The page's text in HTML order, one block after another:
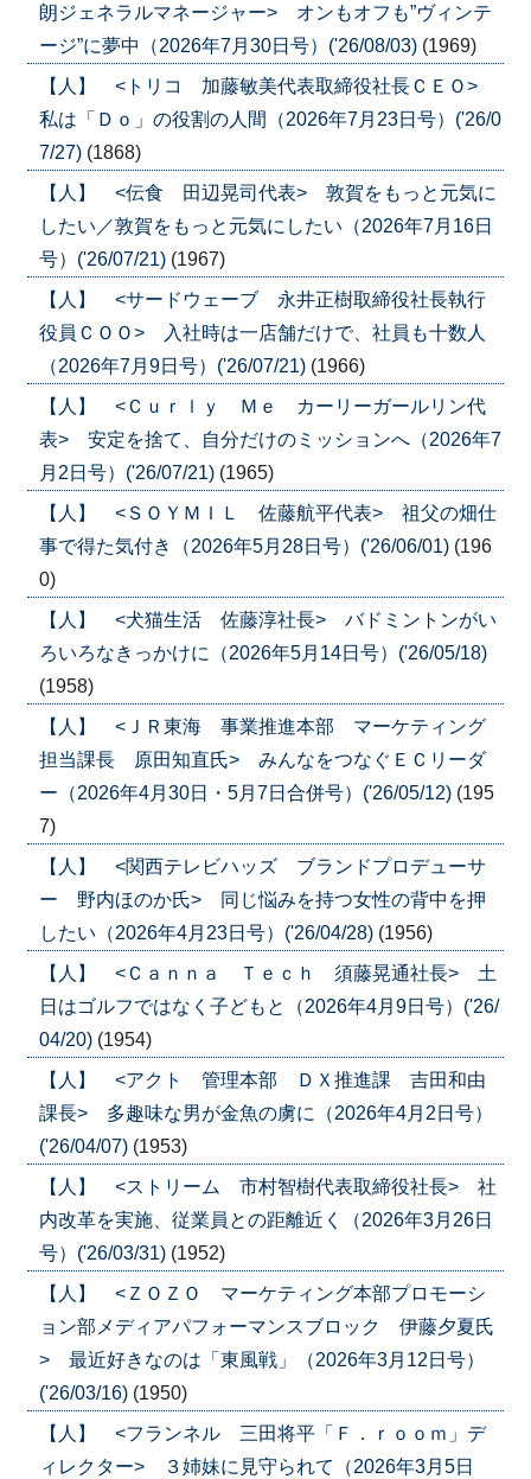
朗ジェネラルマネージャー> オンもオフも”ヴィンテ
ージ”に夢中（2026年7月30日号）('26/08/03) (1969)
【人】 <トリコ 加藤敏美代表取締役社長ＣＥＯ>
私は「Ｄｏ」の役割の人間（2026年7月23日号）('26/0
7/27) (1868)
【人】 <伝食 田辺晃司代表> 敦賀をもっと元気に
したい／敦賀をもっと元気にしたい（2026年7月16日
号）('26/07/21) (1967)
【人】 <サードウェーブ 永井正樹取締役社長執行
役員ＣＯＯ> 入社時は一店舗だけで、社員も十数人
（2026年7月9日号）('26/07/21) (1966)
【人】 <Ｃｕｒｌｙ Ｍｅ カーリーガールリン代
表> 安定を捨て、自分だけのミッションへ（2026年7
月2日号）('26/07/21) (1965)
【人】 <ＳＯＹＭＩＬ 佐藤航平代表> 祖父の畑仕
事で得た気付き（2026年5月28日号）('26/06/01) (196
0)
【人】 <犬猫生活 佐藤淳社長> バドミントンがい
ろいろなきっかけに（2026年5月14日号）('26/05/18)
(1958)
【人】 <ＪＲ東海 事業推進本部 マーケティング
担当課長 原田知直氏> みんなをつなぐＥＣリーダ
ー（2026年4月30日・5月7日合併号）('26/05/12) (195
7)
【人】 <関西テレビハッズ ブランドプロデューサ
ー 野内ほのか氏> 同じ悩みを持つ女性の背中を押
したい（2026年4月23日号）('26/04/28) (1956)
【人】 <Ｃａｎｎａ Ｔｅｃｈ 須藤晃通社長> 土
日はゴルフではなく子どもと（2026年4月9日号）('26/
04/20) (1954)
【人】 <アクト 管理本部 ＤＸ推進課 吉田和由
課長> 多趣味な男が金魚の虜に（2026年4月2日号）
('26/04/07) (1953)
【人】 <ストリーム 市村智樹代表取締役社長> 社
内改革を実施、従業員との距離近く（2026年3月26日
号）('26/03/31) (1952)
【人】 <ＺＯＺＯ マーケティング本部プロモーシ
ョン部メディアパフォーマンスブロック 伊藤夕夏氏
> 最近好きなのは「東風戦」（2026年3月12日号）
('26/03/16) (1950)
【人】 <フランネル 三田将平「Ｆ．ｒｏｏｍ」デ
ィレクター> ３姉妹に見守られて（2026年3月5日